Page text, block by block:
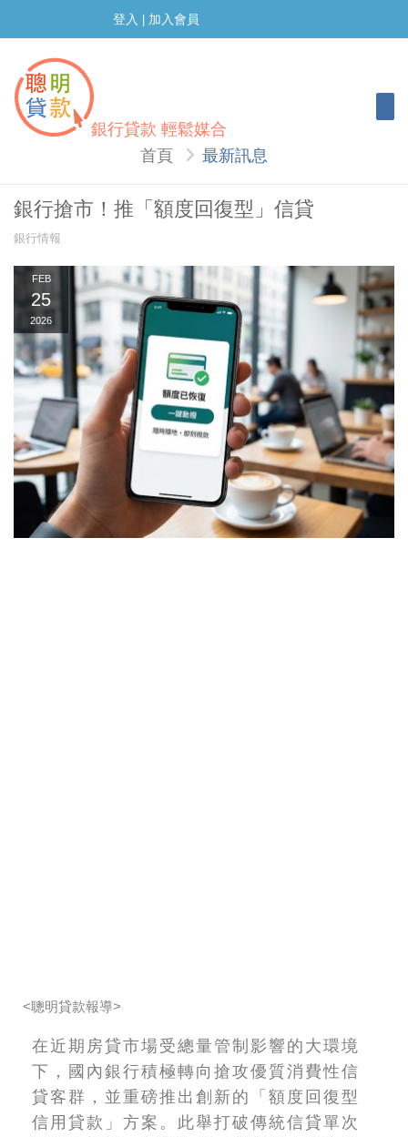
登入 加入會員
銀行貸款 輕鬆媒合
首頁 最新訊息
銀行搶市！推「額度回復型」信貸
銀行情報
FEB
25
2026
<聰明貸款報導>
在近期房貸市場受總量管制影響的大環境
下，國內銀行積極轉向搶攻優質消費性信
貸客群，並重磅推出創新的「額度回復型
信用貸款」方案。此舉打破傳統信貸單次